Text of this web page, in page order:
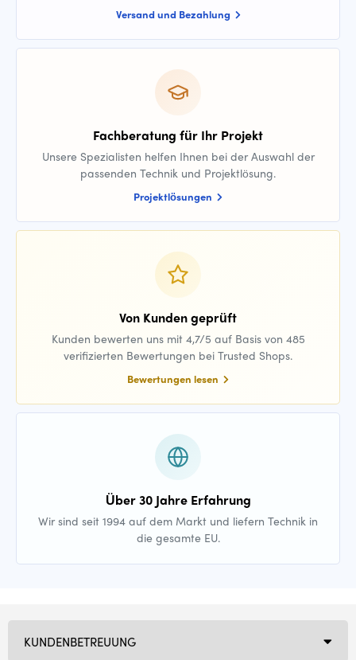
Versand und Bezahlung
Fachberatung für Ihr Projekt
Unsere Spezialisten helfen Ihnen bei der Auswahl der
passenden Technik und Projektlösung.
Projektlösungen
Von Kunden geprüft
Kunden bewerten uns mit 4,7/5 auf Basis von 485
verifizierten Bewertungen bei Trusted Shops.
Bewertungen lesen
Über 30 Jahre Erfahrung
Wir sind seit 1994 auf dem Markt und liefern Technik in
die gesamte EU.
KUNDENBETREUUNG